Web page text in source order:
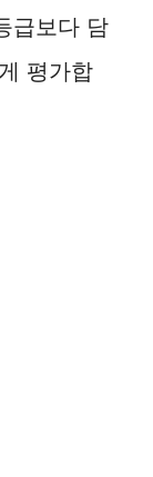
급보다 담
평가합